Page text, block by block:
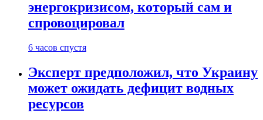
энергокризисом, который сам и
спровоцировал
6 часов спустя
Эксперт предположил, что Украину
может ожидать дефицит водных
ресурсов